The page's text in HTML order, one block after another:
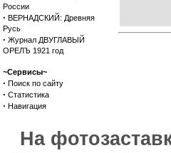
России
· ВЕРНАДСКИЙ: Древняя
Русь
· Журнал ДВУГЛАВЫЙ
ОРЕЛЪ 1921 год
~Сервисы~
· Поиск по сайту
· Статистика
· Навигация
На